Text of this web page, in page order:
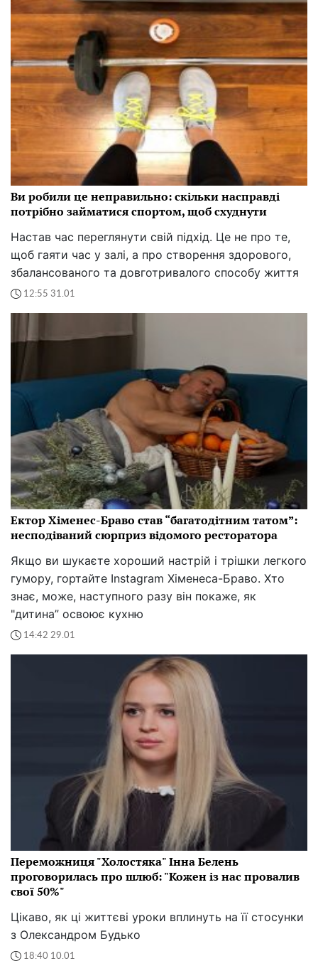
Ви робили це неправильно: скільки насправді
потрібно займатися спортом, щоб схуднути
Настав час переглянути свій підхід. Це не про те,
щоб гаяти час у залі, а про створення здорового,
збалансованого та довготривалого способу життя
12:55 31.01
Ектор Хіменес-Браво став “багатодітним татом”:
несподіваний сюрприз відомого ресторатора
Якщо ви шукаєте хороший настрій і трішки легкого
гумору, гортайте Instagram Хіменеса-Браво. Хто
знає, може, наступного разу він покаже, як
"дитина” освоює кухню
14:42 29.01
Переможниця "Холостяка" Інна Белень
проговорилась про шлюб: "Кожен із нас провалив
свої 50%"
Цікаво, як ці життєві уроки вплинуть на її стосунки
з Олександром Будько
18:40 10.01